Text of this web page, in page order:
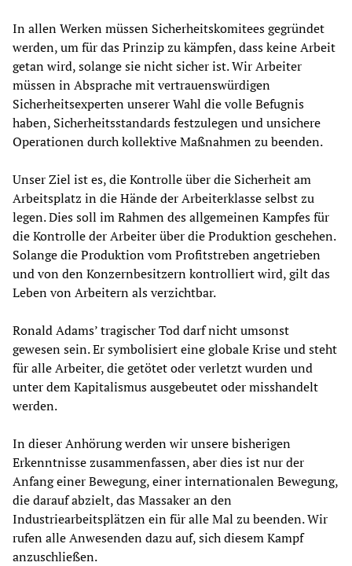
In allen Werken müssen Sicherheitskomitees gegründet
werden, um für das Prinzip zu kämpfen, dass keine Arbeit
getan wird, solange sie nicht sicher ist. Wir Arbeiter
müssen in Absprache mit vertrauenswürdigen
Sicherheitsexperten unserer Wahl die volle Befugnis
haben, Sicherheitsstandards festzulegen und unsichere
Operationen durch kollektive Maßnahmen zu beenden.
Unser Ziel ist es, die Kontrolle über die Sicherheit am
Arbeitsplatz in die Hände der Arbeiterklasse selbst zu
legen. Dies soll im Rahmen des allgemeinen Kampfes für
die Kontrolle der Arbeiter über die Produktion geschehen.
Solange die Produktion vom Profitstreben angetrieben
und von den Konzernbesitzern kontrolliert wird, gilt das
Leben von Arbeitern als verzichtbar.
Ronald Adams’ tragischer Tod darf nicht umsonst
gewesen sein. Er symbolisiert eine globale Krise und steht
für alle Arbeiter, die getötet oder verletzt wurden und
unter dem Kapitalismus ausgebeutet oder misshandelt
werden.
In dieser Anhörung werden wir unsere bisherigen
Erkenntnisse zusammenfassen, aber dies ist nur der
Anfang einer Bewegung, einer internationalen Bewegung,
die darauf abzielt, das Massaker an den
Industriearbeitsplätzen ein für alle Mal zu beenden. Wir
rufen alle Anwesenden dazu auf, sich diesem Kampf
anzuschließen.